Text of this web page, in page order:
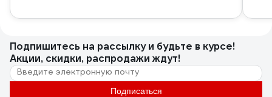
Подпишитесь на рассылкуи будьте в курсе!
Акции, скидки, распродажи ждут!
Подписаться